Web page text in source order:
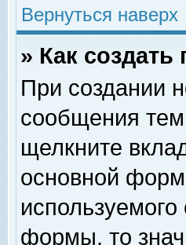
Вернуться наверх
» Как создать
При создании
сообщения
щелкните
основной
формы, то